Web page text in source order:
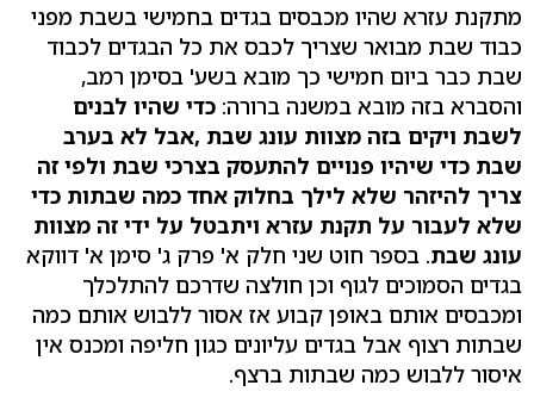
מתקנת עזרא שהיו מכבסים בגדים בחמישי בשבת מפני
כבוד שבת מבואר שצריך לכבס את כל הבגדים לכבוד
שבת כבר ביום חמישי כך מובא בשע' בסימן רמב,
והסברא בזה מובא במשנה ברורה: כדי שהיו לבנים
לשבת ויקים בזה מצוות עונג שבת ,אבל לא בערב
שבת כדי שיהיו פנויים להתעסק בצרכי שבת ולפי זה
צריך להיזהר שלא לילך בחלוק אחד כמה שבתות כדי
שלא לעבור על תקנת עזרא ויתבטל על ידי זה מצוות
עונג שבת. בספר חוט שני חלק א' פרק ג' סימן א' דווקא
בגדים הסמוכים לגוף וכן חולצה שדרכם להתלכלך
ומכבסים אותם באופן קבוע אז אסור ללבוש אותם כמה
שבתות רצוף אבל בגדים עליונים כגון חליפה ומכנס אין
איסור ללבוש כמה שבתות ברצף.